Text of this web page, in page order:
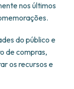
nos últimos
do público e
de compras,
os recursos e